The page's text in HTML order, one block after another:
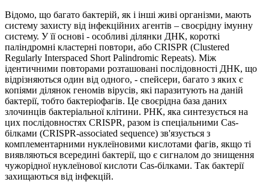
Відомо, що багато бактерій, як і інші живі організми, мають
систему захисту від інфекційних агентів – своєрідну імунну
систему. У її основі - особливі ділянки ДНК, короткі
паліндромні кластерні повтори, або CRISPR (Clustered
Regularly Interspaced Short Palindromic Repeats). Між
ідентичними повторами розташовані послідовності ДНК, що
відрізняються один від одного, - спейсери, багато з яких є
копіями ділянок геномів вірусів, які паразитують на даній
бактерії, тобто бактеріофагів. Це своєрідна база даних
злочинців бактеріальної клітини. РНК, яка синтезується на
цих послідовностях CRISPR, разом із спеціальними Cas-
білками (CRISPR-associated sequence) зв'язується з
комплементарними нуклеїновими кислотами фагів, якщо ті
виявляються всередині бактерії, що є сигналом до знищення
чужорідної нуклеїнової кислоти Cas-білками. Так бактерії
захищаються від інфекцій.